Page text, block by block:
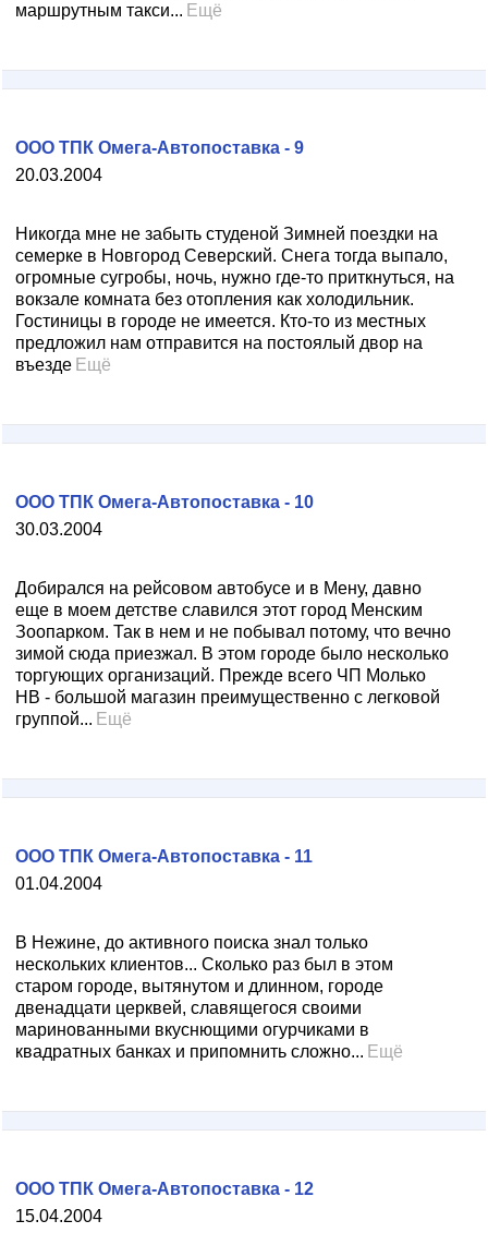
маршрутным такси... Ещё
20.03.2004
ООО ТПК Омега-Автопоставка - 9
Никогда мне не забыть студеной Зимней поездки на
семерке в Новгород Северский. Снега тогда выпало,
огромные сугробы, ночь, нужно где-то приткнуться, на
вокзале комната без отопления как холодильник.
Гостиницы в городе не имеется. Кто-то из местных
предложил нам отправится на постоялый двор на
въезде Ещё
30.03.2004
ООО ТПК Омега-Автопоставка - 10
Добирался на рейсовом автобусе и в Мену, давно
еще в моем детстве славился этот город Менским
Зоопарком. Так в нем и не побывал потому, что вечно
зимой сюда приезжал. В этом городе было несколько
торгующих организаций. Прежде всего ЧП Молько
НВ - большой магазин преимущественно с легковой
группой... Ещё
01.04.2004
ООО ТПК Омега-Автопоставка - 11
В Нежине, до активного поиска знал только
нескольких клиентов... Сколько раз был в этом
старом городе, вытянутом и длинном, городе
двенадцати церквей, славящегося своими
маринованными вкуснющими огурчиками в
квадратных банках и припомнить сложно... Ещё
15.04.2004
ООО ТПК Омега-Автопоставка - 12